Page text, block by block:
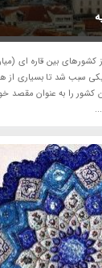
کشورهای بین قاره ای
سبب شد تا بسیاری از
کشور را به عنوان مقصد